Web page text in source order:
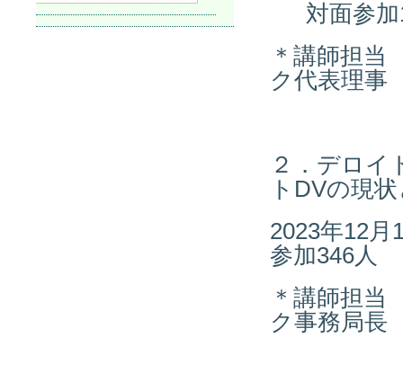
対面参
＊講師担
ク代表理
２．デロイ
トDVの現
2023年12
参加346人
＊講師担
ク事務局